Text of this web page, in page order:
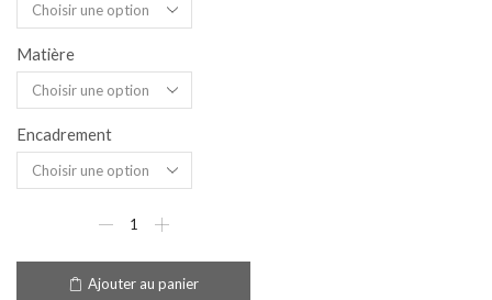
Matière
Encadrement
Ajouter au panier